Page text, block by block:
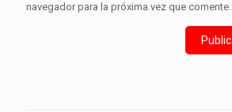
navegador para la próxima vez que comente.